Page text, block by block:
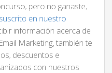
pero no ganaste,
en nuestro
información acerca de
Marketing, también te
descuentos e
con nuestros